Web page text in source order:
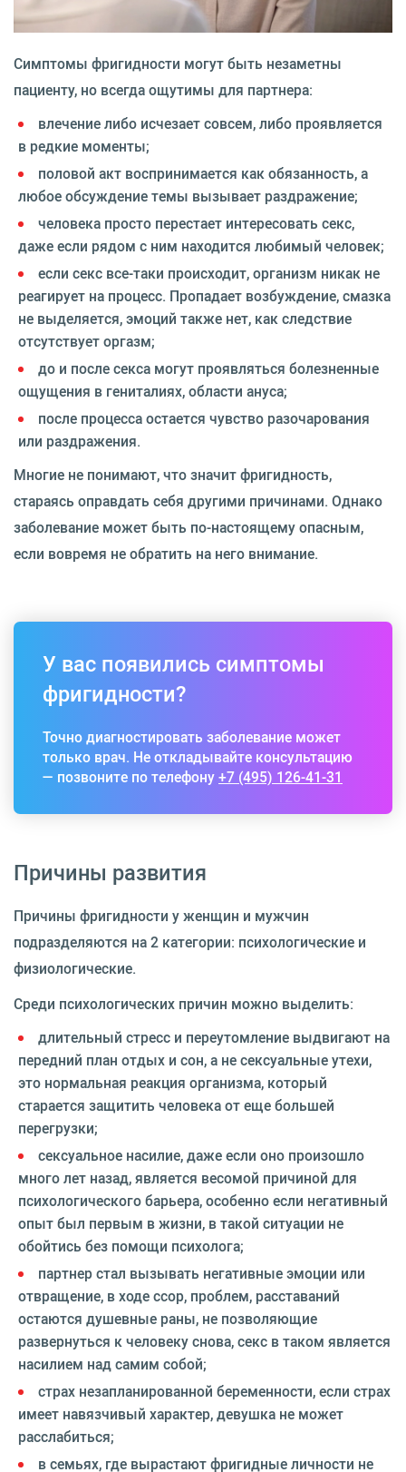
Симптомы фригидности могут быть незаметны
пациенту, но всегда ощутимы для партнера:
влечение либо исчезает совсем, либо проявляется
в редкие моменты;
половой акт воспринимается как обязанность, а
любое обсуждение темы вызывает раздражение;
человека просто перестает интересовать секс,
даже если рядом с ним находится любимый человек;
если секс все-таки происходит, организм никак не
реагирует на процесс. Пропадает возбуждение, смазка
не выделяется, эмоций также нет, как следствие
отсутствует оргазм;
до и после секса могут проявляться болезненные
ощущения в гениталиях, области ануса;
после процесса остается чувство разочарования
или раздражения.
Многие не понимают, что значит фригидность,
стараясь оправдать себя другими причинами. Однако
заболевание может быть по-настоящему опасным,
если вовремя не обратить на него внимание.
У вас появились симптомы
фригидности?
Точно диагностировать заболевание может
только врач. Не откладывайте консультацию
— позвоните по телефону+7 (495) 126-41-31
Причины развития
Причины фригидности у женщин и мужчин
подразделяются на 2 категории: психологические и
физиологические.
Среди психологических причин можно выделить:
длительный стресс и переутомление выдвигают на
передний план отдых и сон, а не сексуальные утехи,
это нормальная реакция организма, который
старается защитить человека от еще большей
перегрузки;
сексуальное насилие, даже если оно произошло
много лет назад, является весомой причиной для
психологического барьера, особенно если негативный
опыт был первым в жизни, в такой ситуации не
обойтись без помощи психолога;
партнер стал вызывать негативные эмоции или
отвращение, в ходе ссор, проблем, расставаний
остаются душевные раны, не позволяющие
развернуться к человеку снова, секс в таком является
насилием над самим собой;
страх незапланированной беременности, если страх
имеет навязчивый характер, девушка не может
расслабиться;
в семьях, где вырастают фригидные личности не